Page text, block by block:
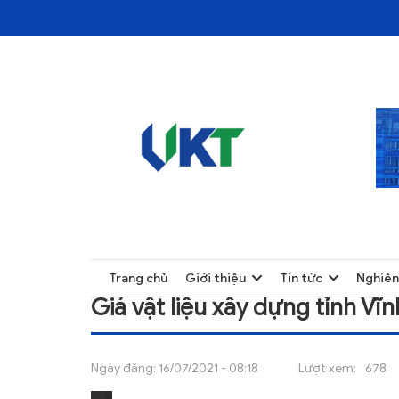
NGHIÊN CỨU
Trang chủ Giới thiệu Tin tức
Giá vật liệu xây dựng tỉnh
Ngày đăng: 16/07/2021 - 08:18 Lượt xem: 678